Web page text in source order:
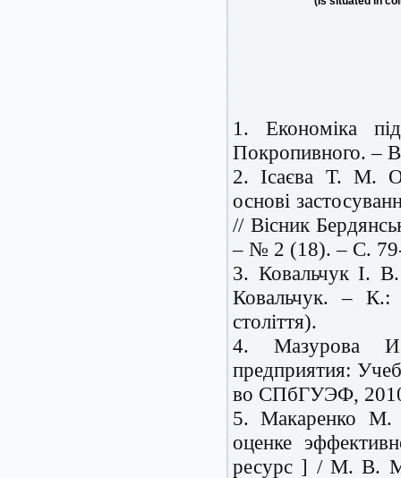
1. Економіка
Покропивного. –
2. Ісаєва Т. М.
основі
// Вісник
– № 2 (18). – С.
3. Ковальчук І.
Ковальчук. –
століття).
4. Мазурова И.
предприятия:
во СПбГУЭФ,
5. Макаренко М.
оценке
ресурс ] / М. В.